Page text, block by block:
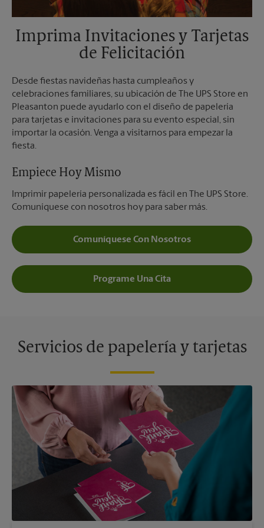
Imprima Invitaciones y Tarjetas
de Felicitación
Desde fiestas navideñas hasta cumpleaños y
celebraciones familiares, su ubicación de The UPS Store en
Pleasanton puede ayudarlo con el diseño de papelería
para tarjetas e invitaciones para su evento especial, sin
importar la ocasión. Venga a visitarnos para empezar la
fiesta.
Empiece Hoy Mismo
Imprimir papelería personalizada es fácil en The UPS Store.
Comuníquese con nosotros hoy para saber más.
Comuníquese Con Nosotros
Programe Una Cita
Servicios de papelería y tarjetas